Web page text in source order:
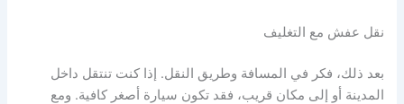
نقل عفش مع التغليف
بعد ذلك، فكر في المسافة وطريق النقل. إذا كنت تنتقل داخل
المدينة أو إلى مكان قريب، فقد تكون سيارة أصغر كافية. ومع